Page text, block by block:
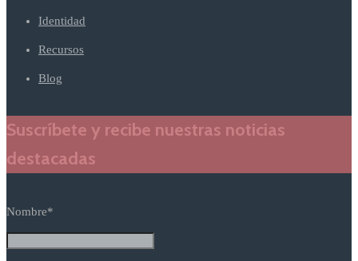
Identidad
Recursos
Blog
Suscríbete y recibe nuestras noticias
destacadas
Nombre*